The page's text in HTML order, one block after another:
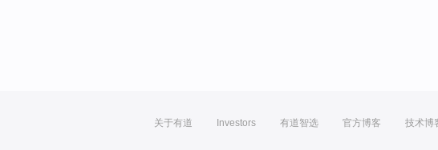
关于有道 Investors 有道智选 官方博客 技术博